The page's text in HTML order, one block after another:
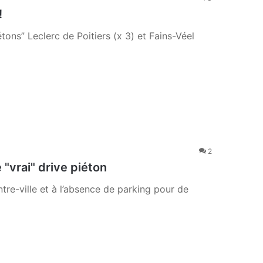
Leclerc de Poitiers (x 3) et Fains-Véel
2
"vrai" drive piéton
ville et à l’absence de parking pour de